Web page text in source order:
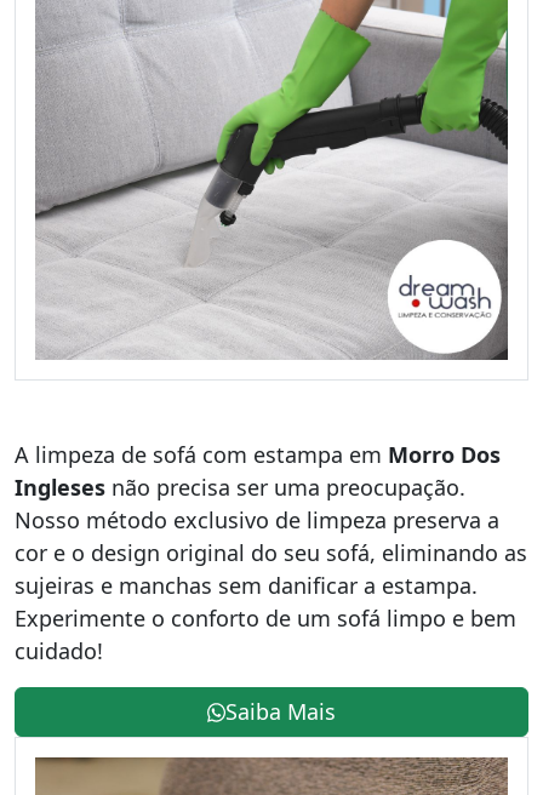
A limpeza de sofá com estampa em Morro Dos
Ingleses não precisa ser uma preocupação.
Nosso método exclusivo de limpeza preserva a
cor e o design original do seu sofá, eliminando as
sujeiras e manchas sem danificar a estampa.
Experimente o conforto de um sofá limpo e bem
cuidado!
Saiba Mais